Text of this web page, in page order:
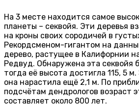
На 3 месте находится самое
планеты – секвойя. Эти деревья
на кроны своих сородичей в
Рекордсменом-гигантом на
дерево, растущее в Калифорнии
Редвуд. Обнаружена эта секвойя
тогда её высота достигла 115, 5
она нарастила ещё 2,1 м. По
подсчётам дендрологов возраст
составляет около 800 лет.